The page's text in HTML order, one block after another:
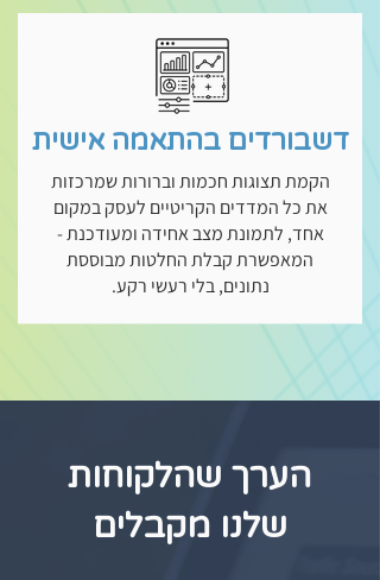
דשבורדים בהתאמה אישית
הקמת תצוגות חכמות וברורות שמרכזות
את כל המדדים הקריטיים לעסק במקום
אחד, לתמונת מצב אחידה ומעודכנת -
המאפשרת קבלת החלטות מבוססת
נתונים, בלי רעשי רקע.
הערך שהלקוחות
שלנו מקבלים